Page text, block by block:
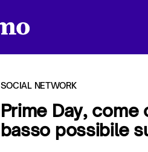
SOCIAL NETWORK
Prime Day,
basso possibile